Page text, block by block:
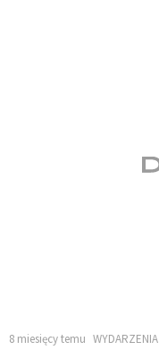
8 miesięcy temu WYDARZENIA